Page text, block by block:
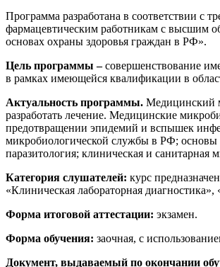
Техника и
Техника и
Ядерная
Культура и спорт
Физкультура и
Сервис и туризм
Изобразительное и
Программа разработана в соответствии
фармацевтическим работникам с высшим
основах охраны здоровья граждан в РФ».
Цель программы –совершенствование
в рамках имеющейся квалификации в
Актуальность программы. Медицинский
разработать лечение. Медицинские
предотвращении эпидемий и вспышек
микробиологической службы в РФ; основы
паразитология; клиническая и санитарная
Категория слушателей: курс
«Клиническая лабораторная
Форма итоговой аттестации: экзамен.
Форма обучения: заочная, с
Документ, выдаваемый по окончании